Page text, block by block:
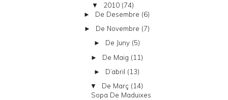
▼ 2010 (74)
► De Desembre (6)
► De Novembre (7)
► De Juny (5)
► De Maig (11)
► D’abril (13)
▼ De Març (14)
Sopa De Maduixes